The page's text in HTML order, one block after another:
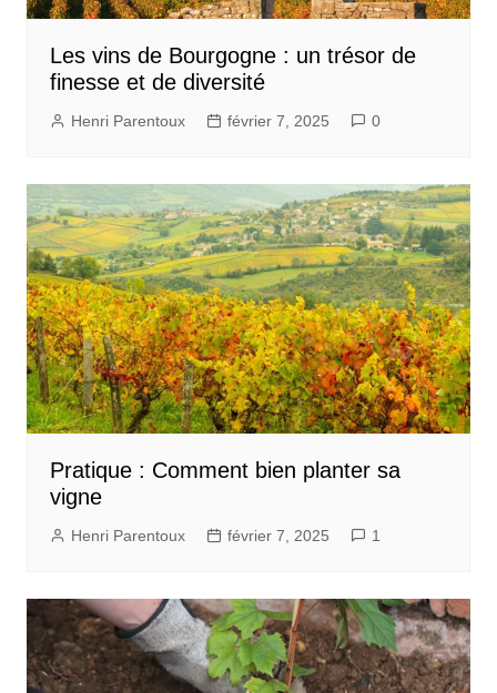
Les vins de Bourgogne : un trésor de
finesse et de diversité
Henri Parentoux février 7, 2025 0
Pratique : Comment bien planter sa
vigne
Henri Parentoux février 7, 2025 1